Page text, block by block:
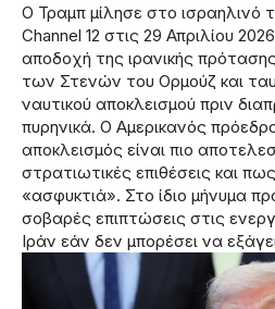
Ο Τραμπ μίλησε στο ισραηλινό
Channel 12 στις 29 Απριλίου
αποδοχή της ιρανικής
των Στενών του Ορμούζ και
ναυτικού αποκλεισμού πριν
πυρηνικά. Ο Αμερικανός
αποκλεισμός είναι πιο
στρατιωτικές επιθέσεις και
«ασφυκτιά». Στο ίδιο μήνυμα
σοβαρές επιπτώσεις στις
Ιράν εάν δεν μπορέσει να